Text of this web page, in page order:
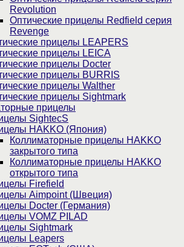
Revolution
Оптические прицелы Redfield серия
Revenge
прицелы LEAPERS
прицелы LEICA
прицелы Docter
прицелы BURRIS
прицелы Walther
прицелы Sightmark
прицелы
SightecS
HAKKO (Япония)
Коллиматорные прицелы HAKKO
закрытого типа
Коллиматорные прицелы HAKKO
открытого типа
Firefield
Aimpoint (Швеция)
Docter (Германия)
VOMZ PILAD
Sightmark
Leapers